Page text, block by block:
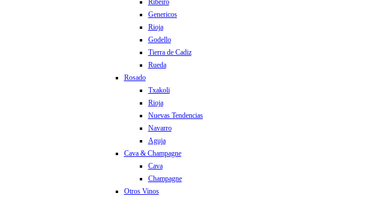
Ribeiro
Genericos
Rioja
Godello
Tierra de Cadiz
Rueda
Rosado
Txakoli
Rioja
Nuevas Tendencias
Navarro
Aguja
Cava & Champagne
Cava
Champagne
Otros Vinos